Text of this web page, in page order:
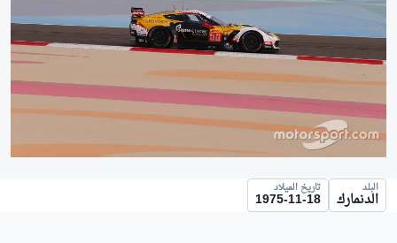
البلد
الدنمارك
تاريخ الميلاد
1975-11-18